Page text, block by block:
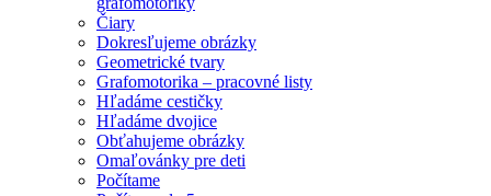
Čiary
Dokresľujeme obrázky
Geometrické tvary
Grafomotorika – pracovné listy
Hľadáme cestičky
Hľadáme dvojice
Obťahujeme obrázky
Omaľovánky pre deti
Počítame